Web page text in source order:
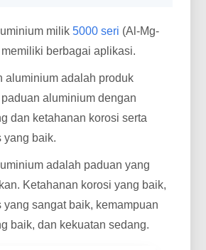
milik5000 seri (Al-Mg-
berbagai aplikasi.
aluminium adalah produk
aluminium dengan
dan ketahanan korosi serta
yang baik.
adalah paduan yang
Ketahanan korosi yang baik,
yang sangat baik, kemampuan
baik, dan kekuatan sedang.